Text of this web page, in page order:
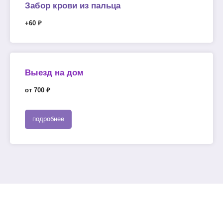
Забор крови из пальца
+60 ₽
Выезд на дом
от 700 ₽
подробнее